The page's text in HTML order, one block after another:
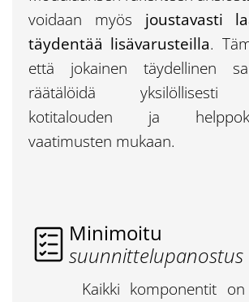
voidaan myös joustavasti
täydentää lisävarusteilla.
että jokainen täydellinen
räätälöidä yksilöllisesti
kotitalouden ja
vaatimusten mukaan.
Minimoitu
suunnittelupanostus
Kaikki komponentit